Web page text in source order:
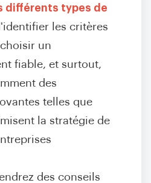
différents types de
les critères
un
fiable, et surtout,
des
telles que
la stratégie de
des conseils